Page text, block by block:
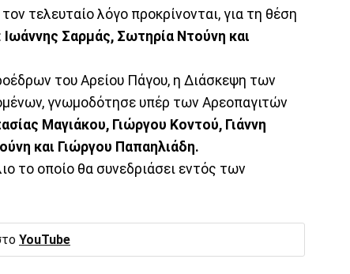
τελευταίο λόγο προκρίνονται, για τη θέση
Ιωάννης Σαρμάς, Σωτηρία Ντούνη και
του Αρείου Πάγου, η Διάσκεψη των
γνωμοδότησε υπέρ των Αρεοπαγιτών
Μαγιάκου, Γιώργου Κοντού, Γιάννη
και Γιώργου Παπαηλιάδη.
το οποίο θα συνεδριάσει εντός των
YouTube